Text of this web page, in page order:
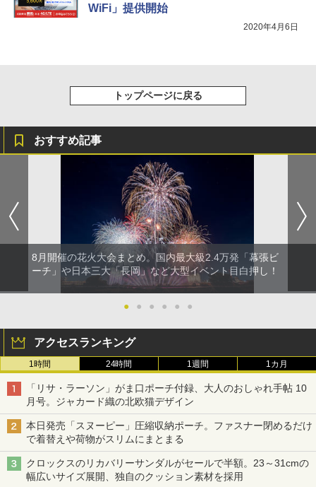
WiFi」提供開始
2020年4月6日
トップページに戻る
おすすめ記事
8月開催の花火大会まとめ。国内最大級2.4万発「幕張ビ
ーチ」や日本三大「長岡」など大型イベント目白押し！
● ● ● ● ● ●
アクセスランキング
1時間 24時間 1週間 1カ月
「リサ・ラーソン」がま口ポーチ付録、大人のおしゃれ手帖 10
月号。ジャカード織の北欧猫デザイン
本日発売「スヌーピー」圧縮収納ポーチ。ファスナー閉めるだけ
で着替えや荷物がスリムにまとまる
クロックスのリカバリーサンダルがセールで半額。23～31cmの
幅広いサイズ展開、独自のクッション素材を採用